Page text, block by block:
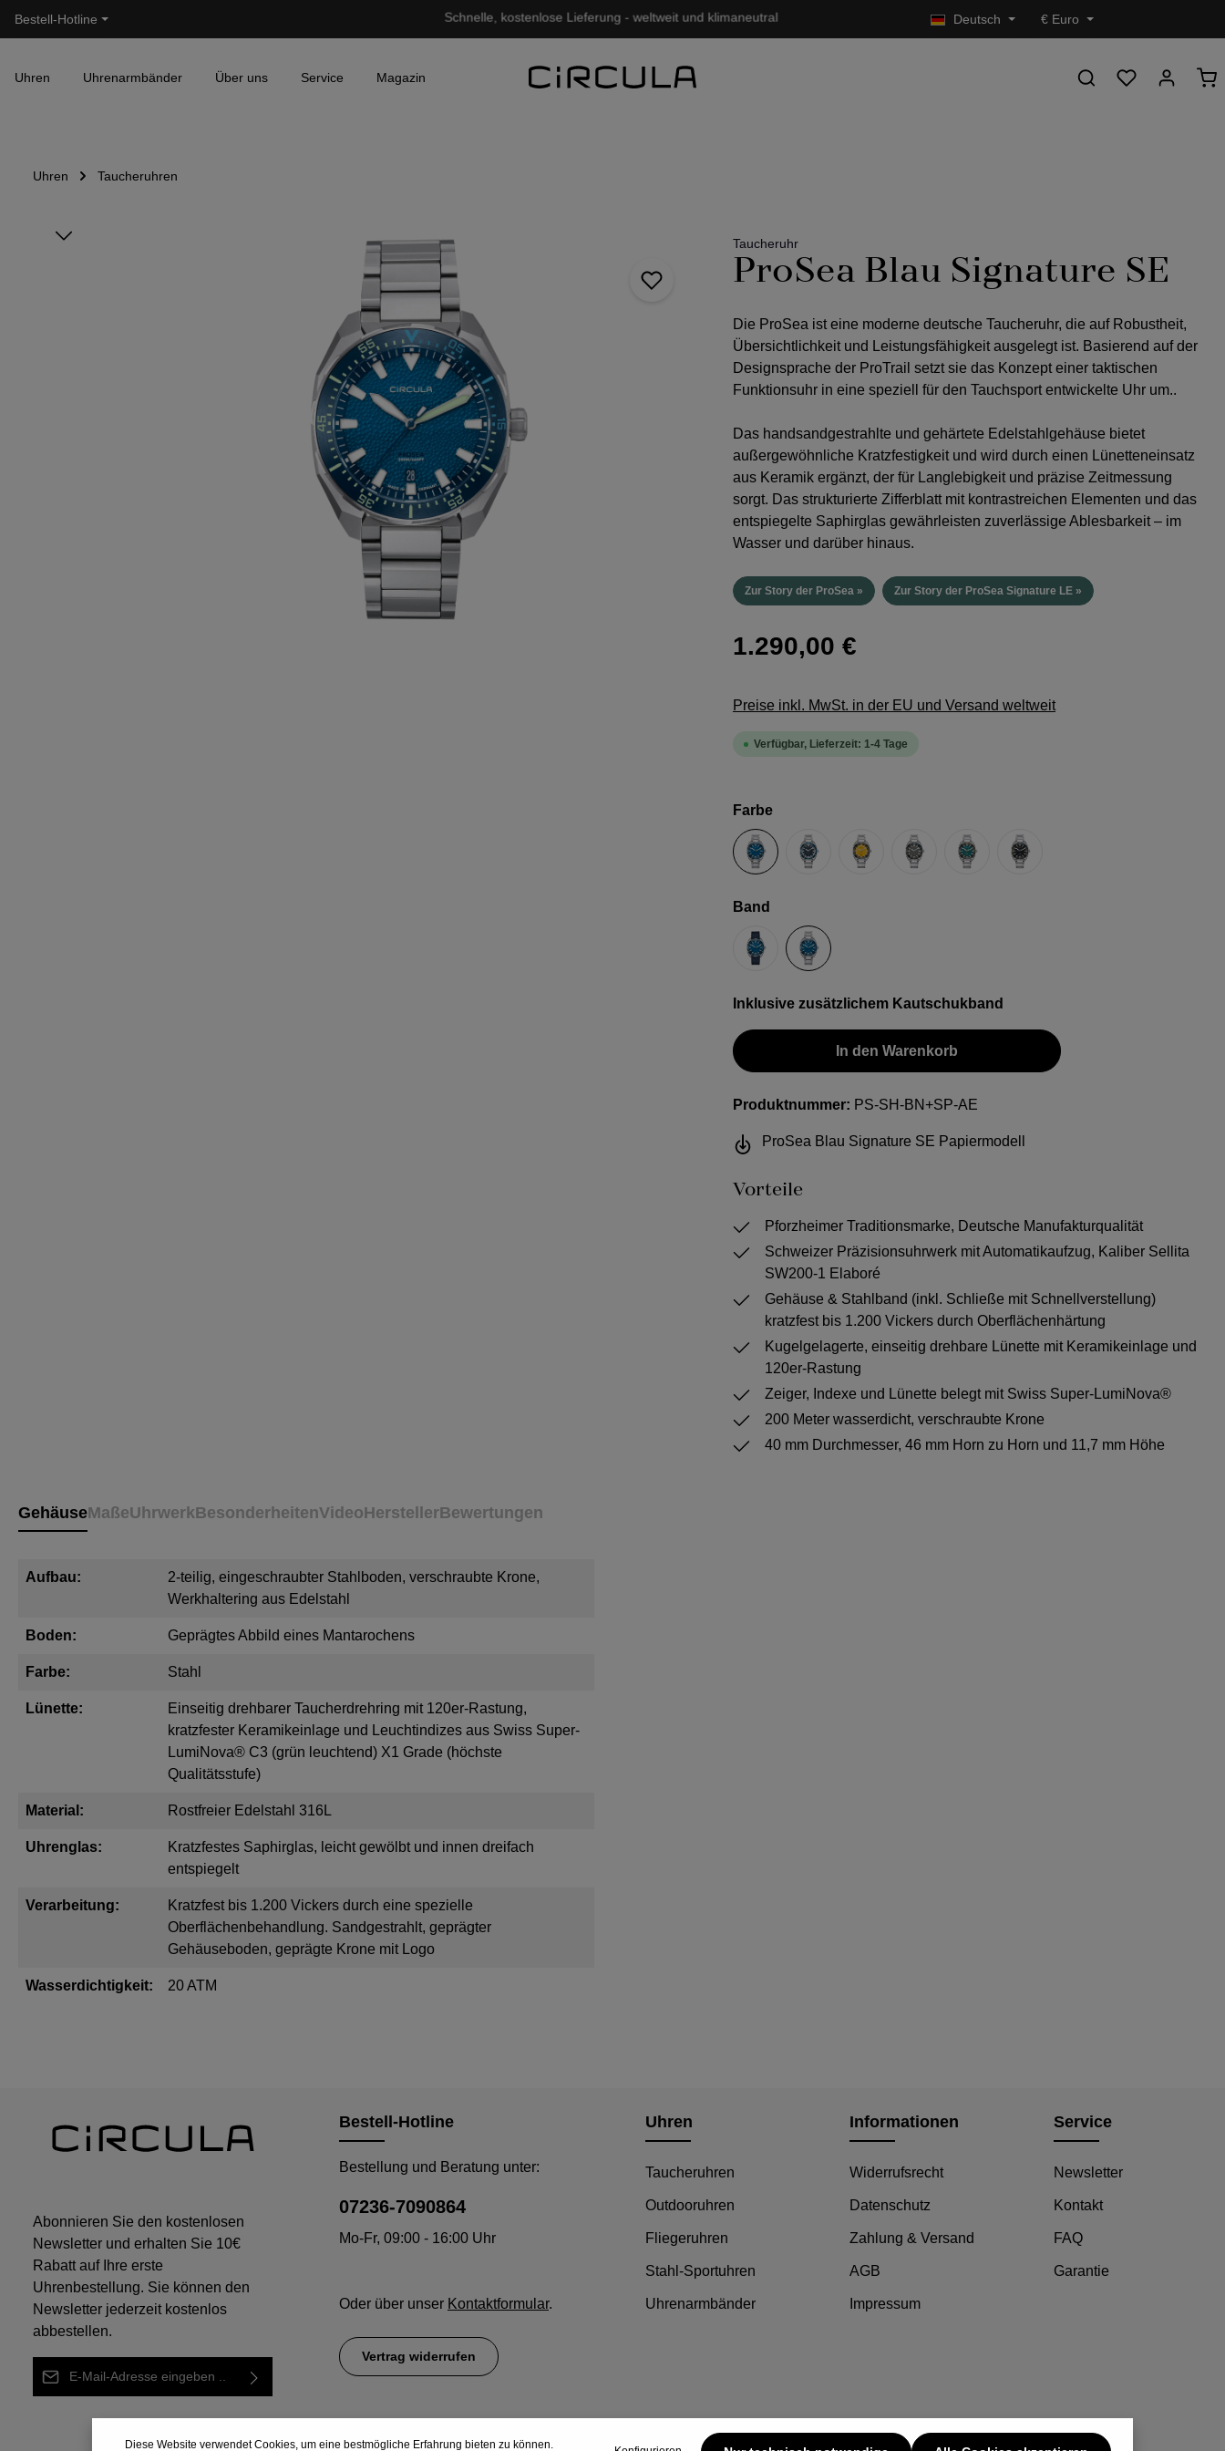
Hauptnavigation springen
Bestell-Hotline Schnelle, kostenlose Lieferung - weltweit und klimaneutral Deutsch € Euro
Uhren Uhrenarmbänder Über uns Service Magazin
Uhren Taucheruhren
Bildergalerie überspringen Taucheruhr
ProSea Blau Signature SE
Die ProSea ist eine moderne deutsche Taucheruhr, die auf Robustheit,
Übersichtlichkeit und Leistungsfähigkeit ausgelegt ist. Basierend auf der
Designsprache der ProTrail setzt sie das Konzept einer taktischen
Funktionsuhr in eine speziell für den Tauchsport entwickelte Uhr um..
Das handsandgestrahlte und gehärtete Edelstahlgehäuse bietet
außergewöhnliche Kratzfestigkeit und wird durch einen Lünetteneinsatz
aus Keramik ergänzt, der für Langlebigkeit und präzise Zeitmessung
sorgt. Das strukturierte Zifferblatt mit kontrastreichen Elementen und das
entspiegelte Saphirglas gewährleisten zuverlässige Ablesbarkeit – im
Wasser und darüber hinaus.
Zur Story der ProSea » Zur Story der ProSea Signature LE »
1.290,00 €
Preise inkl. MwSt. in der EU und Versand weltweit
Verfügbar, Lieferzeit: 1-4 Tage
Farbeauswählen
Blau Signature SE
Dunkelblau
Gelb Grau Petrol Signature SE
Schwarz Signature SE
Band
Kautschukband
Stahlband
Inklusive zusätzlichem Kautschukband
In den Warenkorb
Produktnummer: PS-SH-BN+SP-AE
ProSea Blau Signature SE Papiermodell
Vorteile
Pforzheimer Traditionsmarke, Deutsche Manufakturqualität
Schweizer Präzisionsuhrwerk mit Automatikaufzug, Kaliber Sellita
SW200-1 Elaboré
Gehäuse & Stahlband (inkl. Schließe mit Schnellverstellung)
kratzfest bis 1.200 Vickers durch Oberflächenhärtung
Kugelgelagerte, einseitig drehbare Lünette mit Keramikeinlage und
120er-Rastung
Zeiger, Indexe und Lünette belegt mit Swiss Super-LumiNova®
200 Meter wasserdicht, verschraubte Krone
40 mm Durchmesser, 46 mm Horn zu Horn und 11,7 mm Höhe
GehäuseMaßeUhrwerkBesonderheitenVideoHerstellerBewertungen
Aufbau:
2-teilig, eingeschraubter Stahlboden, verschraubte Krone,
Werkhaltering aus Edelstahl
Boden: Geprägtes Abbild eines Mantarochens
Farbe: Stahl
Lünette:
Einseitig drehbarer Taucherdrehring mit 120er-Rastung,
kratzfester Keramikeinlage und Leuchtindizes aus Swiss Super-
LumiNova® C3 (grün leuchtend) X1 Grade (höchste
Qualitätsstufe)
Material: Rostfreier Edelstahl 316L
Uhrenglas:
Kratzfestes Saphirglas, leicht gewölbt und innen dreifach
entspiegelt
Verarbeitung:
Kratzfest bis 1.200 Vickers durch eine spezielle
Oberflächenbehandlung. Sandgestrahlt, geprägter
Gehäuseboden, geprägte Krone mit Logo
Wasserdichtigkeit: 20 ATM
Abonnieren Sie den kostenlosen
Newsletter und erhalten Sie 10€
Rabatt auf Ihre erste
Uhrenbestellung. Sie können den
Newsletter jederzeit kostenlos
abbestellen.
E-Mail-Adresse*
Kenntnis genommen und dieAGB
Nutzungsbedingungen.
sind Pflichtfelder.
Bestell-Hotline
Bestellung und Beratung unter:
07236-7090864
Mo-Fr, 09:00 - 16:00 Uhr
Oder über unser Kontaktformular.
Vertrag widerrufen
Uhren
Taucheruhren
Outdooruhren
Fliegeruhren
Stahl-Sportuhren
Uhrenarmbänder
Informationen
Widerrufsrecht
Datenschutz
Zahlung & Versand
AGB
Impressum
Service
Newsletter
Kontakt
FAQ
Garantie
Diese Website verwendet Cookies, um eine bestmögliche Erfahrung bieten zu können.